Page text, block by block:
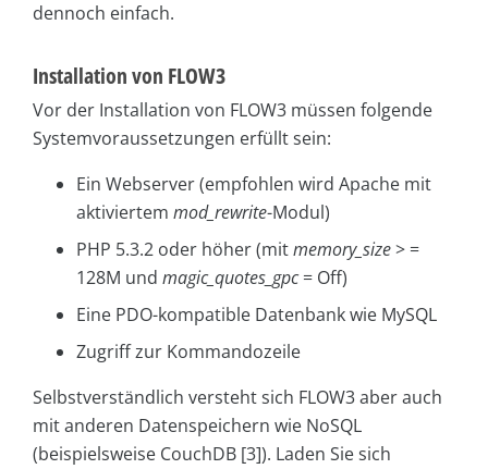
dennoch einfach.
Installation von FLOW3
Vor der Installation von FLOW3 müssen folgende
Systemvoraussetzungen erfüllt sein:
Ein Webserver (empfohlen wird Apache mit
aktiviertem mod_rewrite-Modul)
PHP 5.3.2 oder höher (mitmemory_size> =
128M und magic_quotes_gpc= Off)
Eine PDO-kompatible Datenbank wie MySQL
Zugriff zur Kommandozeile
Selbstverständlich versteht sich FLOW3 aber auch
mit anderen Datenspeichern wie NoSQL
(beispielsweise CouchDB [3]). Laden Sie sich